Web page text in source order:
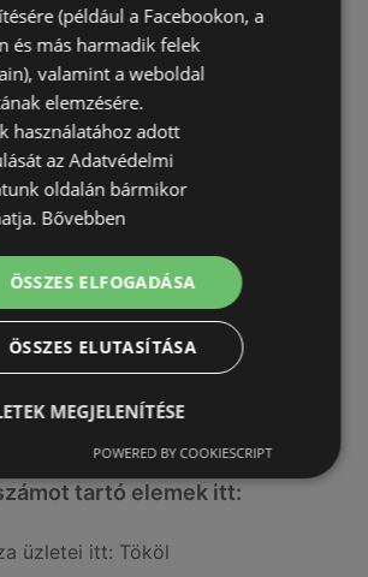
akciós újságjai
aktuális akciós újságjai
itt: Sopron-Fertődi
tartó elemek itt:
üzletei itt: Tököl
(például a Facebookon, a
és más harmadik felek
valamint a weboldal
elemzésére.
használatához adott
az Adatvédelmi
oldalán bármikor
Bővebben
ÖSSZES ELFOGADÁSA
ÖSSZES ELUTASÍTÁSA
MEGJELENÍTÉSE
POWERED BY COOKIESCRIPT